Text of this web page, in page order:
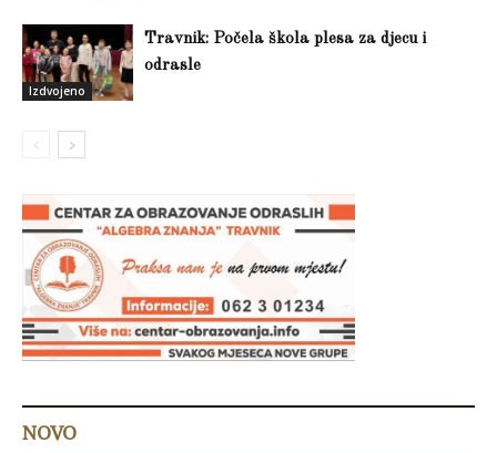
Izdvojeno
Travnik: Počela škola plesa za djecu i
odrasle
NOVO